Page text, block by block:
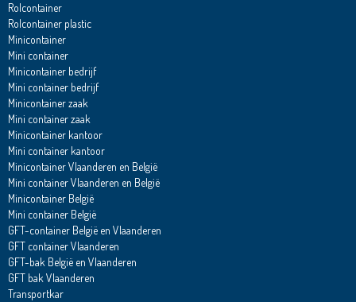
Rolcontainer
Rolcontainer plastic
Minicontainer
Mini container
Minicontainer bedrijf
Mini container bedrijf
Minicontainer zaak
Mini container zaak
Minicontainer kantoor
Mini container kantoor
Minicontainer Vlaanderen en België
Mini container Vlaanderen en België
Minicontainer België
Mini container België
GFT-container België en Vlaanderen
GFT container Vlaanderen
GFT-bak België en Vlaanderen
GFT bak Vlaanderen
Transportkar